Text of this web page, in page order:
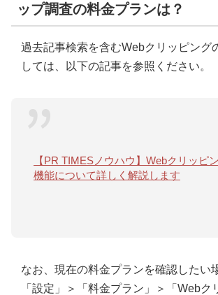
ップ調査の料金プランは？
過去記事検索を含むWebクリッピング
しては、以下の記事を参照ください。
【PR TIMESノウハウ】Webクリッピ
機能について詳しく解説します
なお、現在の料金プランを確認したい
「設定」＞「料金プラン」＞「Webク